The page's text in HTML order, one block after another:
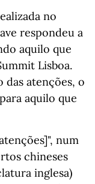
no
respondeu a
aquilo que
Lisboa.
atenções, o
aquilo que
num
chineses
inglesa)